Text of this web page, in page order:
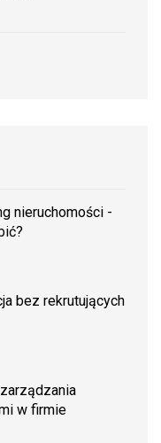
nieruchomości -
bez rekrutujących
w firmie